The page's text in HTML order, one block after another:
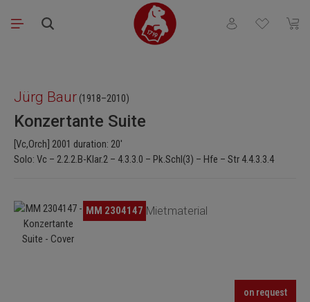
Saltar al contenido principal
Tienes 0 El
Jürg Baur (1918–2010)
Konzertante Suite
[Vc,Orch] 2001 duration: 20'
Solo: Vc – 2.2.2.B-Klar.2 – 4.3.3.0 – Pk.Schl(3) – Hfe – Str 4.4.3.3.4
Omitir galería de imágenes
MM 2304147 Mietmaterial
on request